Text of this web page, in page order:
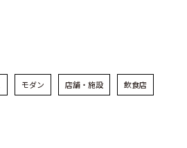
モダン 店舗・施設 飲食店